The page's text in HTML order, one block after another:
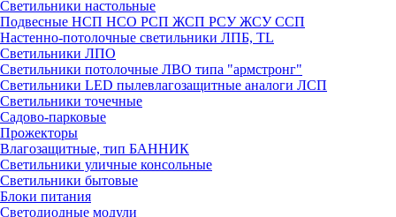
Светильники настольные
Подвесные НСП НСО РСП ЖСП РСУ ЖСУ ССП
Настенно-потолочные светильники ЛПБ, TL
Светильники ЛПО
Светильники потолочные ЛВО типа "армстронг"
Светильники LED пылевлагозащитные аналоги ЛСП
Светильники точечные
Садово-парковые
Прожекторы
Влагозащитные, тип БАННИК
Светильники уличные консольные
Светильники бытовые
Блоки питания
Светодиодные модули